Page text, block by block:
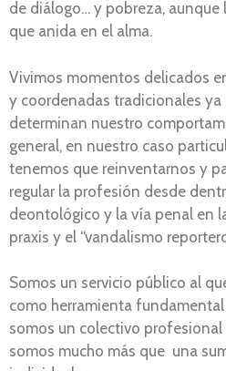
de diálogo… y pobreza, aunque
que anida en el alma.
Vivimos momentos delicados
y coordenadas tradicionales
determinan nuestro
general, en nuestro caso
tenemos que reinventarnos y
regular la profesión desde
deontológico y la vía penal en
praxis y el “vandalismo
Somos un servicio público al
como herramienta
somos un colectivo profesional
somos mucho más que una